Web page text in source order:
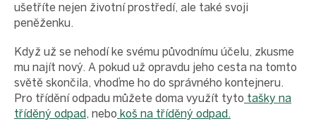
ušetříte nejen životní prostředí, ale také svoji
peněženku.
Když už se nehodí ke svému původnímu účelu, zkusme
mu najít nový. A pokud už opravdu jeho cesta na tomto
světě skončila, vhoďme ho do správného kontejneru.
Pro třídění odpadu můžete doma využít tyto tašky na
tříděný odpad, nebo koš na tříděný odpad.